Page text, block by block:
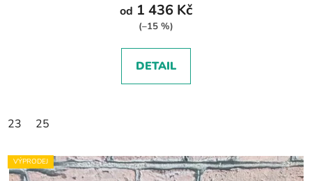
od 1 436 Kč
(–15 %)
DETAIL
23 25
VÝPRODEJ